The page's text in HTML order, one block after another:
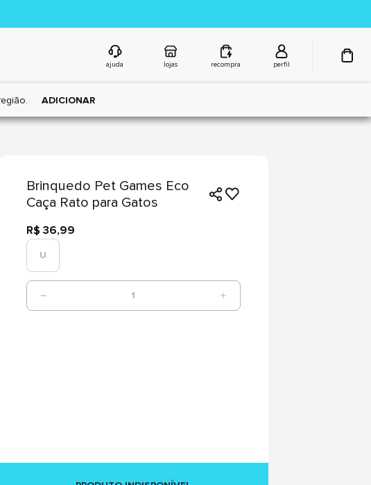
ajuda lojas recompra perfil
ADICIONAR
Brinquedo Pet Games Eco
Caça Rato para Gatos
R$ 36,99
U
1